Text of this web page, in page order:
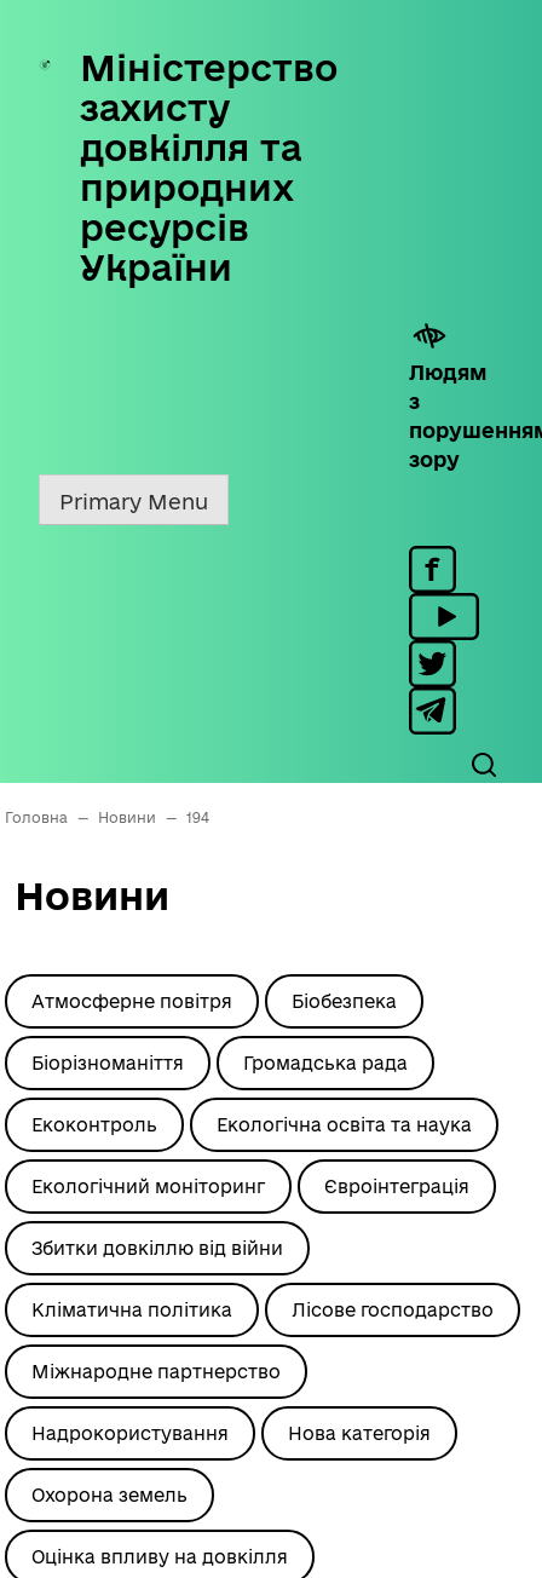
Skip
content
Міністерство
захисту
довкілля та
природних
ресурсів
України
Людям
з
зору
Primary Menu
Головна — Новини — 194
Новини
Атмосферне повітря Біобезпека
Біорізноманіття Громадська рада
Екоконтроль Екологічна освіта та наука
Екологічний моніторинг Євроінтеграція
Збитки довкіллю від війни
Кліматична політика Лісове господарство
Міжнародне партнерство
Надрокористування Нова категорія
Охорона земель
Оцінка впливу на довкілля